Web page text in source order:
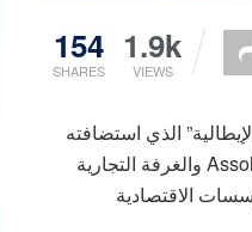
154
SHARES
1.9k
VIEWS
الذي استضافته
مدينة ميلانو الإيطالية، بتنظيم من Internationalia وAfrica e Affari، وبالتعاون مع Assolombarda والغرفة التجارية
الاقتصادية